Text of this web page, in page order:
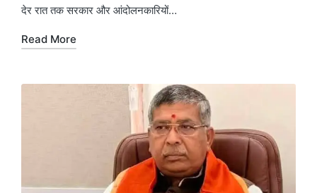
देर रात तक सरकार और आंदोलनकारियों…
Read More